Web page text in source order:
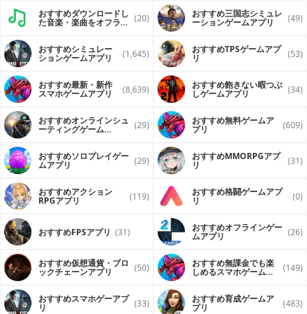
おすすめダウンロードし
た音楽・楽曲をオフライ (20) おすすめ三国志シミュレ
ーションゲームアプリ (49)
おすすめシミュレー
ションゲームアプリ (1,645) おすすめTPSゲームアプ
リ (53)
おすすめ最新・新作
スマホゲームアプリ (8,639) おすすめ飽きない暇つぶ
しゲームアプリ (34)
おすすめオンラインシュ
ーティングゲーム (29) おすすめ無料ゲームア
プリ (609)
おすすめソロプレイゲー
ムアプリ (29) おすすめ MMORPGアプ
リ (31)
おすすめアクション
RPGアプリ (119) おすすめ格闘ゲームアプ
リ (0)
おすすめFPSアプリ (31) おすすめオフラインゲー
ムアプリ (26)
おすすめ仮想通貨・ブロ
ックチェーンアプリ (50) おすすめ無課金でも楽
しめるスマホゲームア (149)
おすすめスマホゲーアプ
リ (33) おすすめ育成ゲームア
プリ (483)